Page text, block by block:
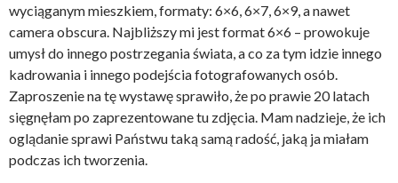
wyciąganym mieszkiem, formaty: 6×6, 6×7, 6×9, a nawet
camera obscura. Najbliższy mi jest format 6×6 – prowokuje
umysł do innego postrzegania świata, a co za tym idzie innego
kadrowania i innego podejścia fotografowanych osób.
Zaproszenie na tę wystawę sprawiło, że po prawie 20 latach
sięgnęłam po zaprezentowane tu zdjęcia. Mam nadzieje, że ich
oglądanie sprawi Państwu taką samą radość, jaką ja miałam
podczas ich tworzenia.